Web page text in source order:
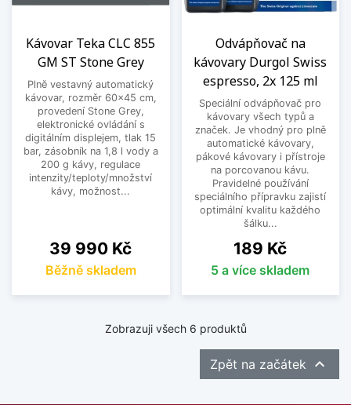
Kávovar Teka CLC 855
GM ST Stone Grey
Plně vestavný automatický
kávovar, rozměr 60x45 cm,
provedení Stone Grey,
elektronické ovládání s
digitálním displejem, tlak 15
bar, zásobník na 1,8 l vody a
200 g kávy, regulace
intenzity/teploty/množství
kávy, možnost...
Cena
39 990 Kč
Běžně skladem
Odvápňovač na
kávovary Durgol Swiss
espresso, 2x 125 ml
Speciální odvápňovač pro
kávovary všech typů a
značek. Je vhodný pro plně
automatické kávovary,
pákové kávovary i přístroje
na porcovanou kávu.
Pravidelné používání
speciálního přípravku zajistí
optimální kvalitu každého
šálku...
Cena
189 Kč
5 a více skladem
Zobrazuji všech 6 produktů
Zpět na začátek 